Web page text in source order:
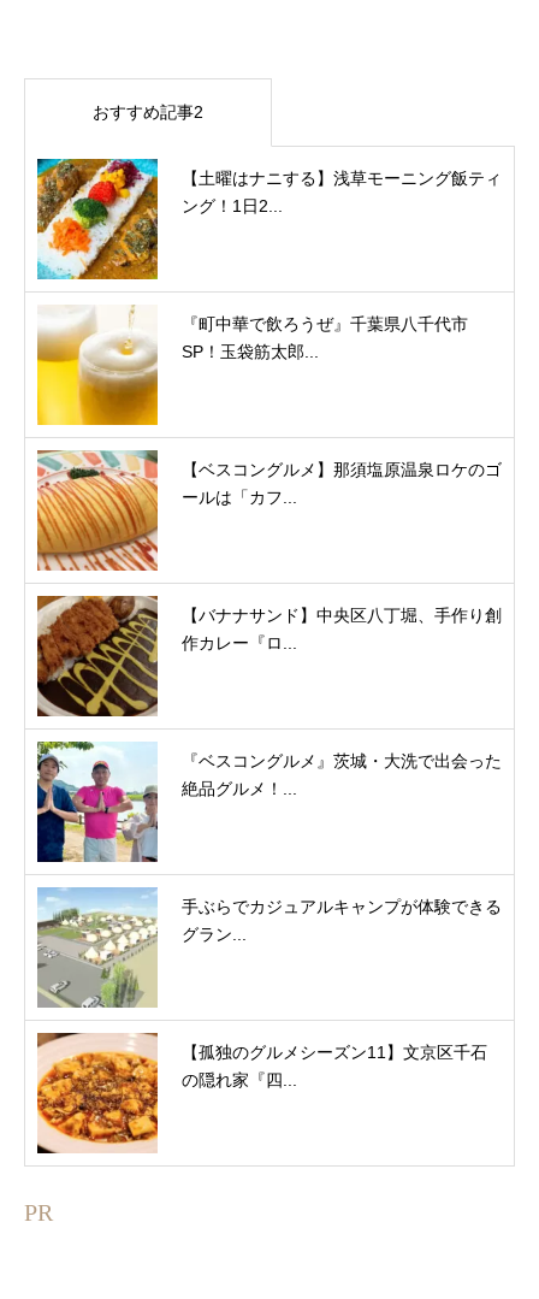
おすすめ記事2
【土曜はナニする】浅草モーニング飯ティ
ング！1日2...
『町中華で飲ろうぜ』千葉県八千代市
SP！玉袋筋太郎...
【ベスコングルメ】那須塩原温泉ロケのゴ
ールは「カフ...
【バナナサンド】中央区八丁堀、手作り創
作カレー『ロ...
『ベスコングルメ』茨城・大洗で出会った
絶品グルメ！...
手ぶらでカジュアルキャンプが体験できる
グラン...
【孤独のグルメシーズン11】文京区千石
の隠れ家『四...
PR